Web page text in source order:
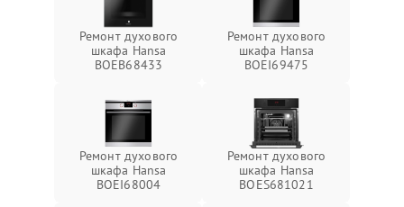
Ремонт духового
шкафа Hansa
BOEB68433
Ремонт духового
шкафа Hansa
BOEI69475
Ремонт духового
шкафа Hansa
BOEI68004
Ремонт духового
шкафа Hansa
BOES681021